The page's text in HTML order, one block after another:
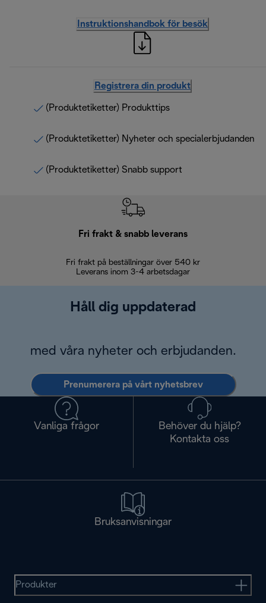
Instruktionshandbok för besök
Registrera din produkt
(Produktetiketter) Produkttips
(Produktetiketter) Nyheter och specialerbjudanden
(Produktetiketter) Snabb support
Fri frakt & snabb leverans
Fri frakt på beställningar över 540 kr
Leverans inom 3-4 arbetsdagar
Håll dig uppdaterad
med våra nyheter och erbjudanden.
Prenumerera på vårt nyhetsbrev
Vanliga frågor
Behöver du hjälp?
Kontakta oss
Bruksanvisningar
Produkter